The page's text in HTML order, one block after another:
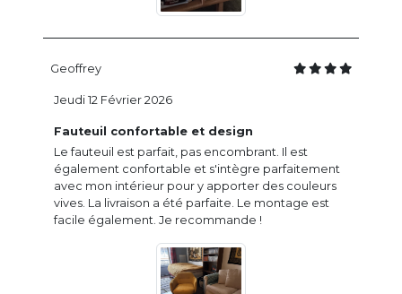
Geoffrey
Fauteuil confortable et design
Le fauteuil est parfait, pas encombrant. Il est
également confortable et s'intègre parfaitement
avec mon intérieur pour y apporter des couleurs
vives. La livraison a été parfaite. Le montage est
facile également. Je recommande !
Jeudi 12 Février 2026